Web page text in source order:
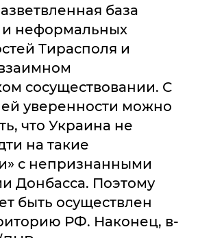
база
неформальных
Тирасполя и
сосуществовании. С
уверенности можно
что Украина не
на такие
с непризнанными
Донбасса. Поэтому
быть осуществлен
РФ. Наконец, в-